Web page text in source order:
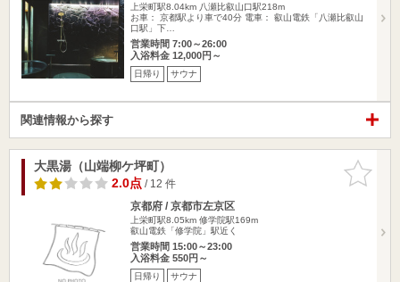
上栄町駅8.04km 八瀬比叡山口駅218m
お車： 京都駅より車で40分 電車： 叡山電鉄「八瀬比叡山
口駅」下…
営業時間 7:00～26:00
入浴料金 12,000円～
日帰り サウナ
関連情報から探す
お気に入
りに追加
大黒湯（山端柳ケ坪町）
2.0点/ 12 件
京都府 / 京都市左京区
上栄町駅8.05km 修学院駅169m
叡山電鉄「修学院」駅近く
営業時間 15:00～23:00
入浴料金 550円～
日帰り サウナ